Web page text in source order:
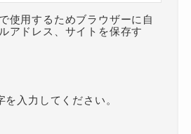
使用するためブラウザーに自
アドレス、サイトを保存す
を入力してください。